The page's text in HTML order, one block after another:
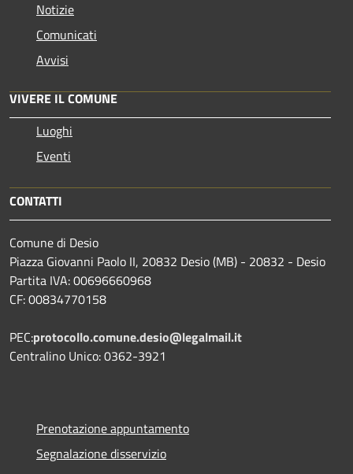
Notizie
Comunicati
Avvisi
VIVERE IL COMUNE
Luoghi
Eventi
CONTATTI
Comune di Desio
Piazza Giovanni Paolo II, 20832 Desio (MB) - 20832 - Desio
Partita IVA: 00696660968
CF: 00834770158
PEC:protocollo.comune.desio@legalmail.it
Centralino Unico: 0362-3921
Prenotazione appuntamento
Segnalazione disservizio